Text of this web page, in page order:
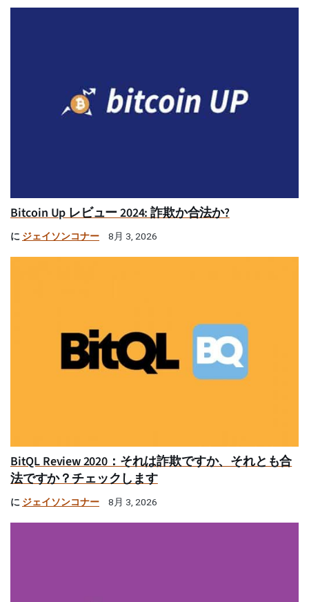
Bitcoin Up レビュー 2024: 詐欺か合法か?
に ジェイソンコナー 8月 3, 2026
BitQL Review 2020：それは詐欺ですか、それとも合
法ですか？チェックします
に ジェイソンコナー 8月 3, 2026